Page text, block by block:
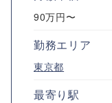
90万円〜
勤務エリア
東京都
最寄り駅